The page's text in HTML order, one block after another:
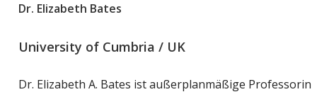
Dr. Elizabeth Bates
University of Cumbria / UK
Dr. Elizabeth A. Bates ist außerplanmäßige Professorin